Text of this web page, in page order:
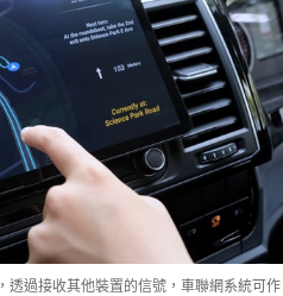
透過接收其他裝置的信號，車聯網系統可作